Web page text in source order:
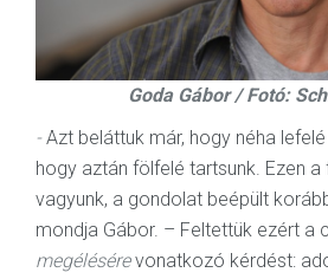
Goda Gábor / Fotó:
-Azt beláttuk már, hogy néha
hogy aztán fölfelé tartsunk. Ezen a
vagyunk, a gondolat beépült
mondja Gábor. – Feltettük ezért a
megélésérevonatkozó kérdést: